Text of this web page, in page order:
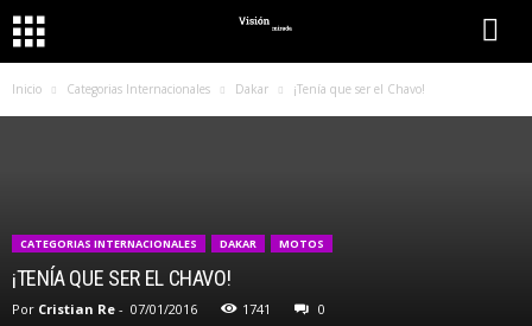
Inicio Categorias Internacionales Dakar ¡Tenía que ser el Chavo!
CATEGORIAS INTERNACIONALES DAKAR MOTOS
¡TENÍA QUE SER EL CHAVO!
Por Cristian Re - 07/01/2016 1741 0